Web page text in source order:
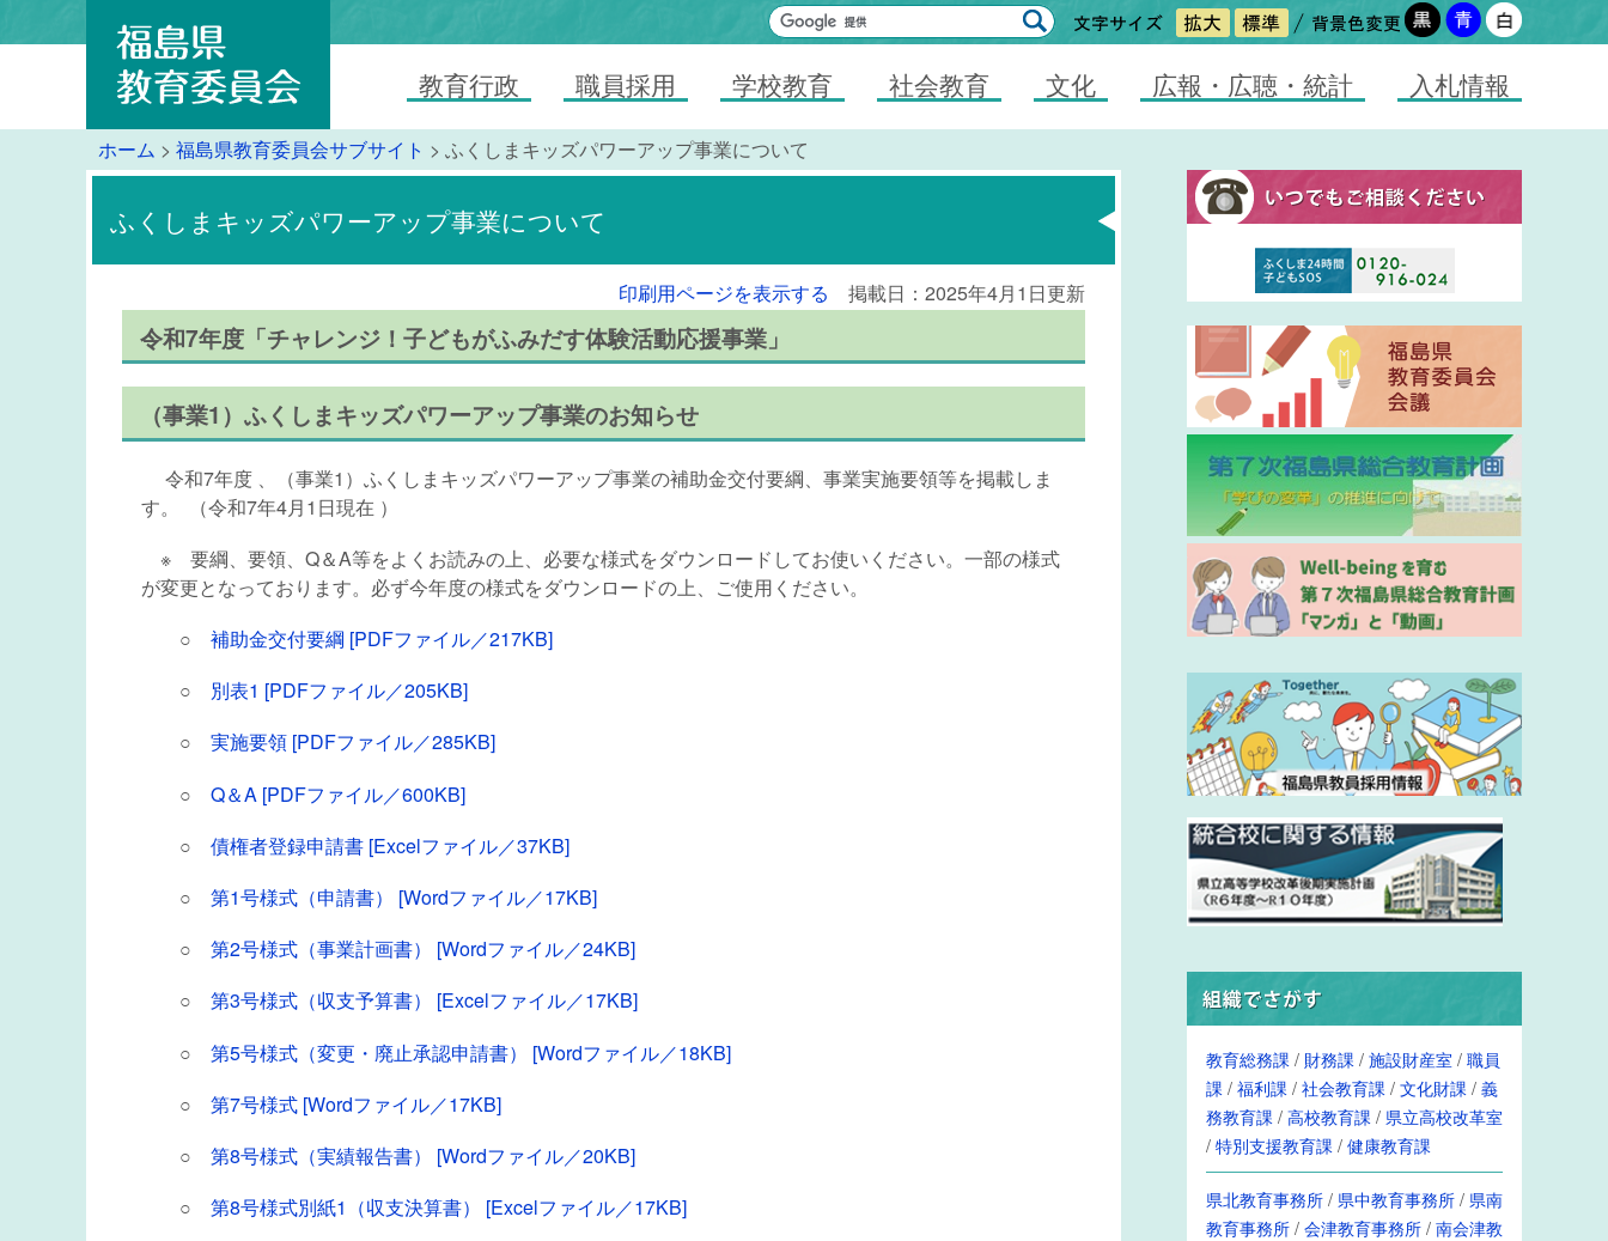
教育行政 職員採用 学校教育 社会教育 文化 広報・広聴・統計 入札情報
ホーム > 福島県教育委員会サブサイト > ふくしまキッズパワーアップ事業について
ふくしまキッズパワーアップ事業について
印刷用ページを表示する 掲載日：2025年4月1日更新
令和7年度「チャレンジ！子どもがふみだす体験活動応援事業」
（事業1）ふくしまキッズパワーアップ事業のお知らせ
令和7年度 、（事業1）ふくしまキッズパワーアップ事業の補助金交付要綱、事業実施要領等を掲載しま
す。 （令和7年4月1日現在 ）
※ 要綱、要領、Q＆A等をよくお読みの上、必要な様式をダウンロードしてお使いください。一部の様式
が変更となっております。必ず今年度の様式をダウンロードの上、ご使用ください。
○ 補助金交付要綱 [PDFファイル／217KB]
○ 別表1 [PDFファイル／205KB]
○ 実施要領 [PDFファイル／285KB]
○ Q＆A [PDFファイル／600KB]
○ 債権者登録申請書 [Excelファイル／37KB]
○ 第1号様式（申請書） [Wordファイル／17KB]
○ 第2号様式（事業計画書） [Wordファイル／24KB]
○ 第3号様式（収支予算書） [Excelファイル／17KB]
○ 第5号様式（変更・廃止承認申請書） [Wordファイル／18KB]
○ 第7号様式 [Wordファイル／17KB]
○ 第8号様式（実績報告書） [Wordファイル／20KB]
○ 第8号様式別紙1（収支決算書） [Excelファイル／17KB]
教育総務課 / 財務課 /施設財産室 /職員
課 /福利課 /社会教育課 /文化財課 /義
務教育課 /高校教育課 / 県立高校改革室
/特別支援教育課 /健康教育課
県北教育事務所/ 県中教育事務所/ 県南
教育事務所/会津教育事務所/南会津教